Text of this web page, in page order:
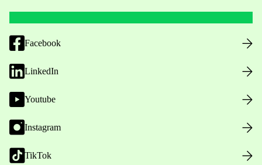
Facebook
LinkedIn
Youtube
Instagram
TikTok